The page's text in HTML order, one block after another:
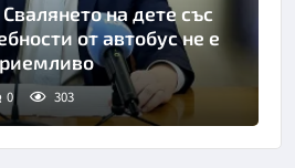
на дете със
от автобус не е
0 303